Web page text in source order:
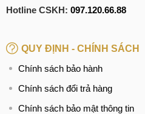
Hotline CSKH: 097.120.66.88
QUY ĐỊNH - CHÍNH SÁCH
Chính sách bảo hành
Chính sách đổi trả hàng
Chính sách bảo mật thông tin